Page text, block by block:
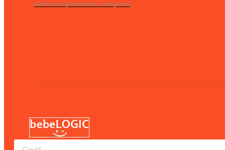
Verifică compatibilitatea cu mașina ta
Products